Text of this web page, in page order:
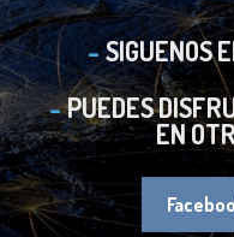
SIGUENOS
PUEDES
EN